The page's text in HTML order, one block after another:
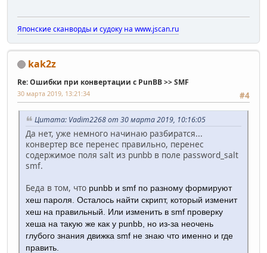
Японские сканворды и судоку на www.jscan.ru
kak2z
Re: Ошибки при конвертации с PunBB >> SMF
#4
30 марта 2019, 13:21:34
Цитата: Vadim2268 от 30 марта 2019, 10:16:05
Да нет, уже немного начинаю разбиратся...
конвертер все перенес правильно, перенес
содержимое поля salt из punbb в поле password_salt
smf.
Беда в том, что punbb и smf по разному формируют
хеш пароля. Осталось найти скрипт, который изменит
хеш на правильный. Или изменить в smf проверку
хеша на такую же как у punbb, но из-за неочень
глубого знания движка smf не знаю что именно и где
править.